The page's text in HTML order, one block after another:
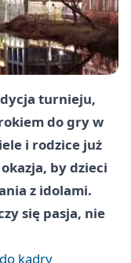
turnieju,
do gry w
i rodzice już
by dzieci
z idolami.
się pasja, nie
kadry